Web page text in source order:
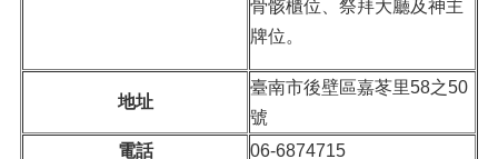
骨骸櫃位、祭拜大廳及神主
牌位。
地址
臺南市後壁區嘉苳里58之50
號
電話
06-6874715